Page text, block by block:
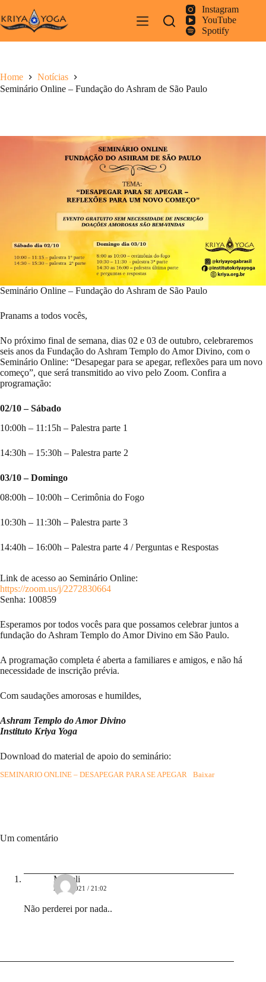
para
o
Instagram
YouTube
Spotify
Home
Notícias
Seminário Online – Fundação do Ashram de São Paulo
Seminário Online – Fundação do Ashram de São Paulo
Pranams a todos vocês,
No próximo final de semana, dias 02 e 03 de outubro, celebraremos
seis anos da Fundação do Ashram Templo do Amor Divino, com o
Seminário Online: “Desapegar para se apegar, reflexões para um novo
começo”, que será transmitido ao vivo pelo Zoom. Confira a
programação:
02/10 – Sábado
10:00h – 11:15h – Palestra parte 1
14:30h – 15:30h – Palestra parte 2
03/10 – Domingo
08:00h – 10:00h – Cerimônia do Fogo
10:30h – 11:30h – Palestra parte 3
14:40h – 16:00h – Palestra parte 4 / Perguntas e Respostas
Link de acesso ao Seminário Online:
https://zoom.us/j/2272830664
Senha: 100859
Esperamos por todos vocês para que possamos celebrar juntos a
fundação do Ashram Templo do Amor Divino em São Paulo.
A programação completa é aberta a familiares e amigos, e não há
necessidade de inscrição prévia.
Com saudações amorosas e humildes,
Ashram Templo do Amor Divino
Instituto Kriya Yoga
Download do material de apoio do seminário:
SEMINARIO ONLINE – DESAPEGAR PARA SE APEGAR Baixar
Um comentário
Marieli
28/09/2021 / 21:02
Não perderei por nada..